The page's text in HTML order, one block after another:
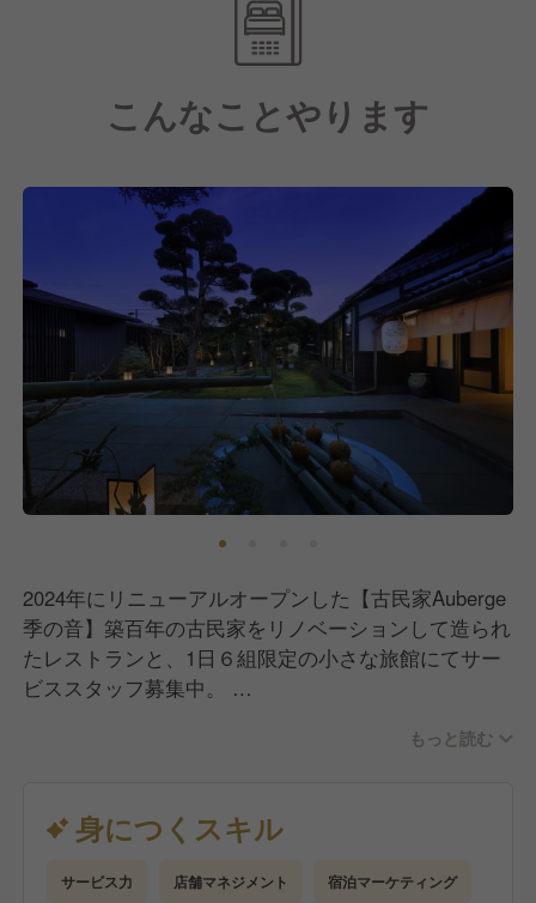
こんなことやります
2024年にリニューアルオープンした【古民家Auberge
季の音】築百年の古民家をリノベーションして造られ
たレストランと、1日６組限定の小さな旅館にてサー
ビススタッフ募集中。
満開の笑顔でおもてなし！当館は、あなたの経験に応
務内容としては、フロント業務、レストラン業務、店
舗マネジメント全般、売スタッフ教育、サービス業務
全般などになります。
もっと読む
身につくスキル
サービス力 店舗マネジメント 宿泊マーケティング